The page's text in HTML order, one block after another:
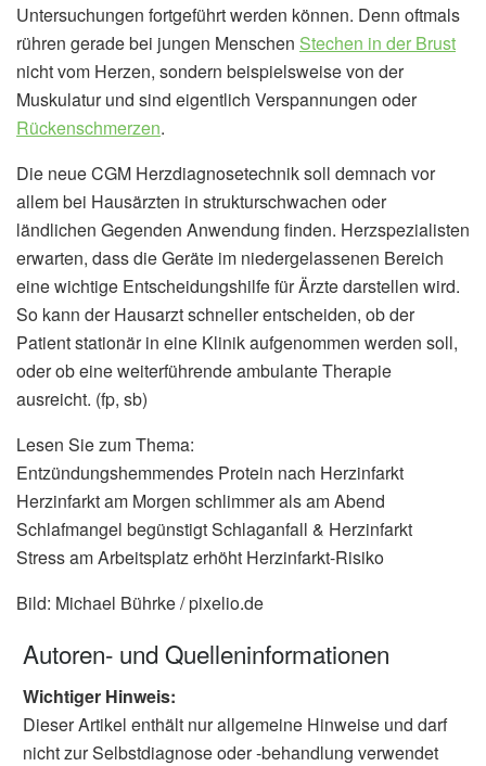
Untersuchungen fortgeführt werden können. Denn oftmals
rühren gerade bei jungen Menschen Stechen in der Brust
nicht vom Herzen, sondern beispielsweise von der
Muskulatur und sind eigentlich Verspannungen oder
Rückenschmerzen.
Die neue CGM Herzdiagnosetechnik soll demnach vor
allem bei Hausärzten in strukturschwachen oder
ländlichen Gegenden Anwendung finden. Herzspezialisten
erwarten, dass die Geräte im niedergelassenen Bereich
eine wichtige Entscheidungshilfe für Ärzte darstellen wird.
So kann der Hausarzt schneller entscheiden, ob der
Patient stationär in eine Klinik aufgenommen werden soll,
oder ob eine weiterführende ambulante Therapie
ausreicht. (fp, sb)
Lesen Sie zum Thema:
Entzündungshemmendes Protein nach Herzinfarkt
Herzinfarkt am Morgen schlimmer als am Abend
Schlafmangel begünstigt Schlaganfall & Herzinfarkt
Stress am Arbeitsplatz erhöht Herzinfarkt-Risiko
Bild: Michael Bührke / pixelio.de
Autoren- und Quelleninformationen
Wichtiger Hinweis:
Dieser Artikel enthält nur allgemeine Hinweise und darf
nicht zur Selbstdiagnose oder -behandlung verwendet